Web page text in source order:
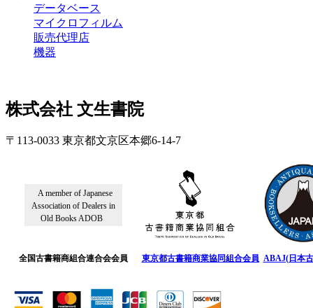
データベース
マイクロフィルム
販売代理店
機器
株式会社 文生書院
〒113-0033 東京都文京区本郷6-14-7
A member of Japanese
Association of Dealers in
Old Books ADOB
全国古書籍商組合連合会会員 東京都古書籍商業協同組合会員 ABAJ(日本